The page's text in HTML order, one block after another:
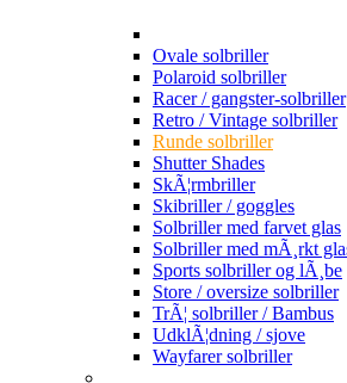
Ovale solbriller
Polaroid solbriller
Racer / gangster-solbriller
Retro / Vintage solbriller
Runde solbriller
Shutter Shades
SkÃ¦rmbriller
Skibriller / goggles
Solbriller med farvet glas
Solbriller med mÃ¸rkt
Sports solbriller og lÃ¸be
Store / oversize solbriller
TrÃ¦ solbriller / Bambus
UdklÃ¦dning / sjove
Wayfarer solbriller